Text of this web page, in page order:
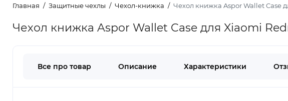
Главная Защитные чехлы Чехол-книжка Чехол книжка Aspor Wallet Case
Чехол книжка Aspor Wallet Case для Xiaomi
Все про товар Описание Характеристики